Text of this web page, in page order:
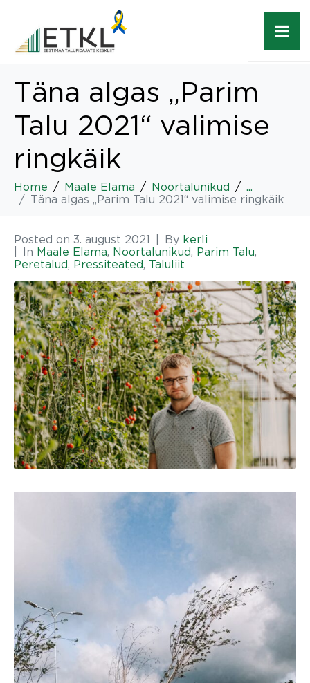
Täna algas „Parim
Talu 2021“ valimise
ringkäik
Home Maale Elama Noortalunikud
...
Täna algas „Parim Talu 2021“ valimise ringkäik
Posted on 3. august 2021 By kerli
In Maale Elama, Noortalunikud, Parim Talu,
Peretalud, Pressiteated, Taluliit